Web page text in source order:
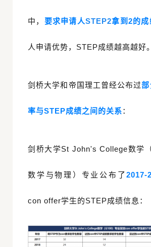
中， 要求申请人STEP2拿到2的成
人申请优势，STEP成绩越高越好。
剑桥大学和帝国理工曾经公布过
率与STEP成绩之间的关系：
剑桥大学St John's College数学
数学与物理）专业公布了2017-
con offer学生的STEP成绩信息：